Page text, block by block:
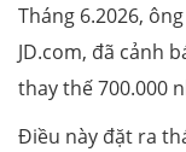
Tháng 6.2026,
JD.com, đã cảnh
thay thế 700.000
Điều này đặt ra